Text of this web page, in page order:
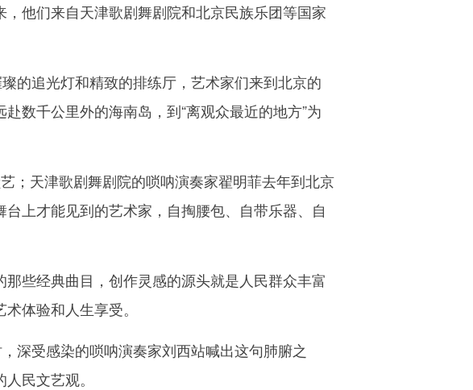
他们来自天津歌剧舞剧院和北京民族乐团等国家
的追光灯和精致的排练厅，艺术家们来到北京的
数千公里外的海南岛，到“离观众最近的地方”为
天津歌剧舞剧院的唢呐演奏家翟明菲去年到北京
上才能见到的艺术家，自掏腰包、自带乐器、自
经典曲目，创作灵感的源头就是人民群众丰富
体验和人生享受。
深受感染的唢呐演奏家刘西站喊出这句肺腑之
民文艺观。